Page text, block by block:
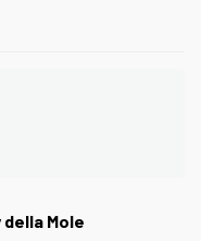
Mole